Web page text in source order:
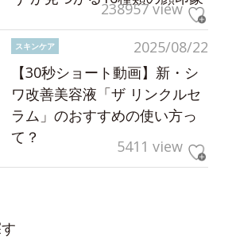
238957 view
2025/08/22
スキンケア
【30秒ショート動画】新・シ
ワ改善美容液「ザ リンクルセ
ラム」のおすすめの使い方っ
て？
5411 view